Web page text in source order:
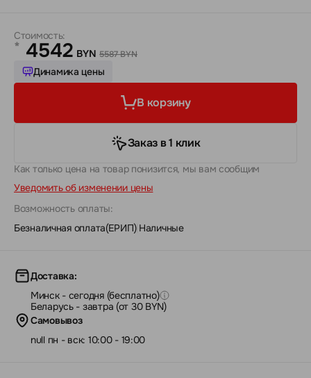
Стоимость:
* 4542 BYN 5587 BYN
Динамика цены
В корзину
Заказ в 1 клик
Как только цена на товар понизится, мы вам сообщим
Уведомить об изменении цены
Возможность оплаты:
Безналичная оплата(ЕРИП)| Наличные
Доставка:
Минск - сегодня (бесплатно)
Беларусь - завтра (от 30 BYN)
Самовывоз
null пн - вск: 10:00 - 19:00